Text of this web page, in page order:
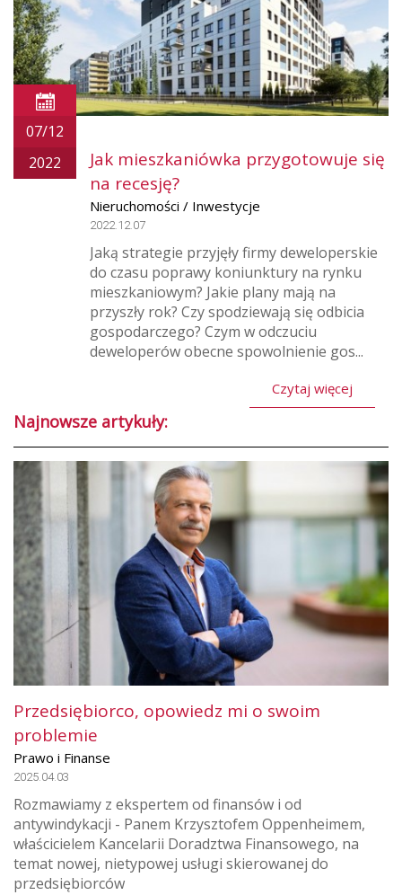
07/12
2022
Jak mieszkaniówka przygotowuje się
na recesję?
Nieruchomości / Inwestycje
2022.12.07
Jaką strategie przyjęły firmy deweloperskie
do czasu poprawy koniunktury na rynku
mieszkaniowym? Jakie plany mają na
przyszły rok? Czy spodziewają się odbicia
gospodarczego? Czym w odczuciu
deweloperów obecne spowolnienie gos...
Czytaj więcej
Najnowsze artykuły:
Przedsiębiorco, opowiedz mi o swoim
problemie
Prawo i Finanse
2025.04.03
Rozmawiamy z ekspertem od finansów i od
antywindykacji - Panem Krzysztofem Oppenheimem,
właścicielem Kancelarii Doradztwa Finansowego, na
temat nowej, nietypowej usługi skierowanej do
przedsiębiorców